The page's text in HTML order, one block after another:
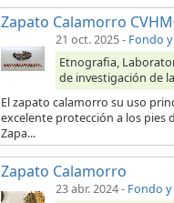
Zapato Calamorro
21 oct. 2025- Fondo
Etnografia,
de investigación de
El zapato calamorro su uso
excelente protección a los pies
Zapa...
Zapato Calamorro
23 abr. 2024- Fondo